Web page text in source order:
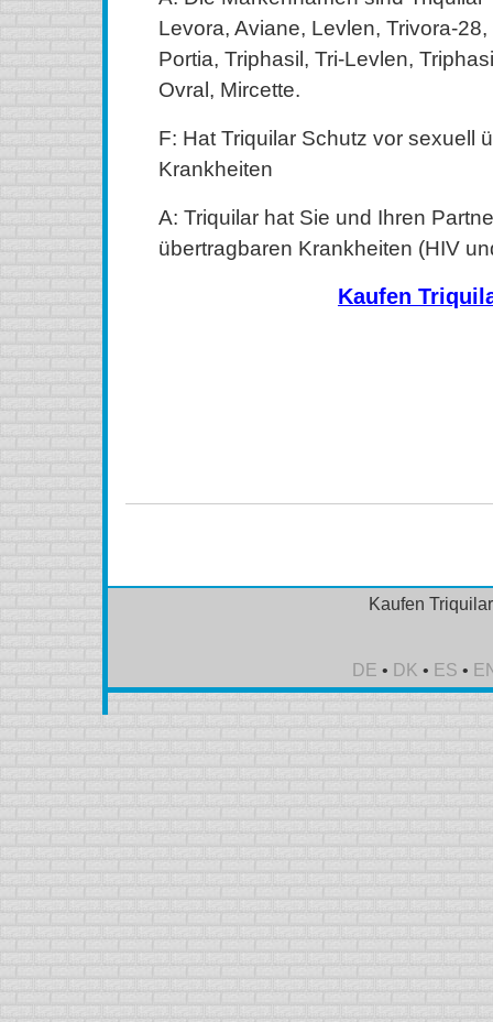
Levora, Aviane, Levlen, Trivora-
Portia, Triphasil, Tri-Levlen,
Ovral, Mircette.
F: Hat Triquilar Schutz vor sexuell
Krankheiten
A: Triquilar hat Sie und Ihren
übertragbaren Krankheiten (HIV
Kaufen
Kaufen
DE • DK • ES •